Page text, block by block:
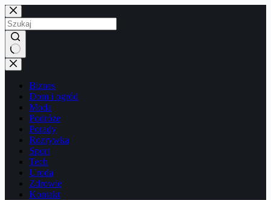
Przejdź
do
treści
Brak
wyników
Biznes
Dom i ogród
Moda
Podróże
Porady
Rozrywka
Sport
Tech
Uroda
Zdrowie
Kontakt